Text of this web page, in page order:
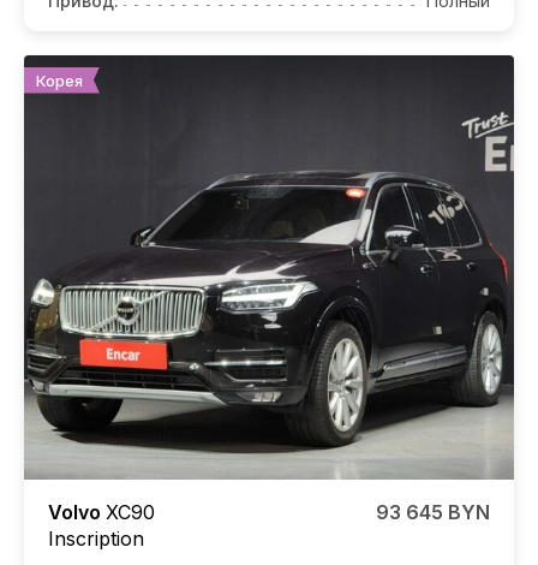
Корея
Volvo XC90
Inscription
93 645 BYN